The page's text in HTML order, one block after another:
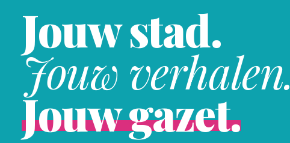
Jouw stad.
Jouw verhalen.
Jouw gazet.